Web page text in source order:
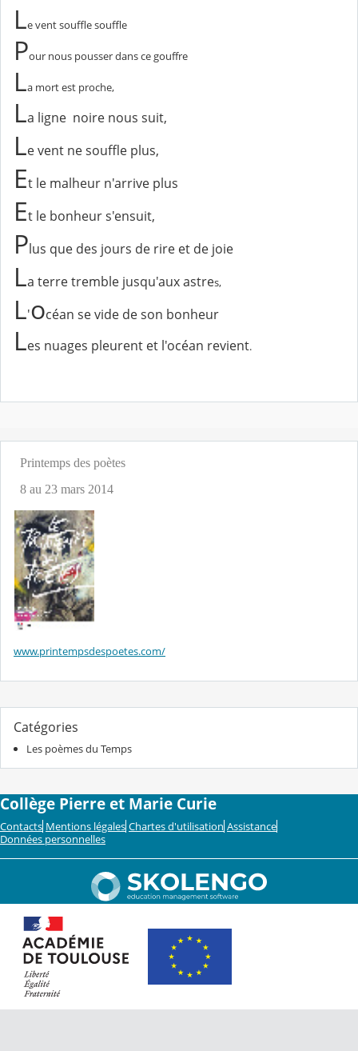
Le vent souffle souffle
Pour nous pousser dans ce gouffre
La mort est proche,
La ligne noire nous suit,
Le vent ne souffle plus,
Et le malheur n'arrive plus
Et le bonheur s'ensuit,
Plus que des jours de rire et de joie
La terre tremble jusqu'aux astres,
L'océan se vide de son bonheur
Les nuages pleurent et l'océan revient.
Printemps des poètes
8 au 23 mars 2014
www.printempsdespoetes.com/
Catégories
Les poèmes du Temps
Collège Pierre et Marie Curie
Contacts Mentions légales Chartes d'utilisation Assistance
Données personnelles